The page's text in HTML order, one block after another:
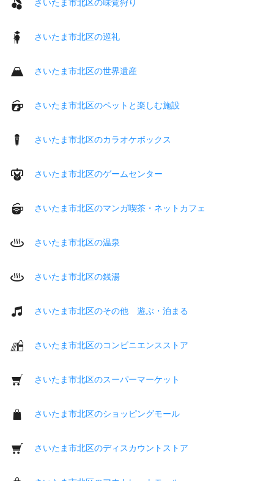
さいたま市北区の味覚狩り
さいたま市北区の巡礼
さいたま市北区の世界遺産
さいたま市北区のペットと楽しむ施設
さいたま市北区のカラオケボックス
さいたま市北区のゲームセンター
さいたま市北区のマンガ喫茶・ネットカフェ
さいたま市北区の温泉
さいたま市北区の銭湯
さいたま市北区のその他 遊ぶ・泊まる
さいたま市北区のコンビニエンスストア
さいたま市北区のスーパーマーケット
さいたま市北区のショッピングモール
さいたま市北区のディスカウントストア